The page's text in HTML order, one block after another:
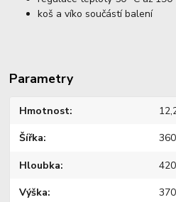
koš a víko součástí balení
Parametry
Hmotnost
Šířka
Hloubka
Výška